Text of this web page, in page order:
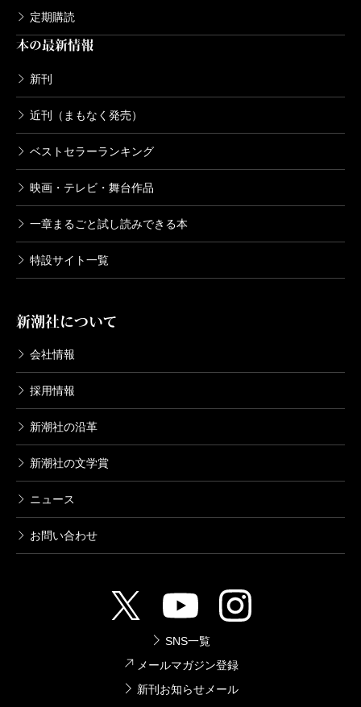
定期購読
本の最新情報
新刊
近刊（まもなく発売）
ベストセラーランキング
映画・テレビ・舞台作品
一章まるごと試し読みできる本
特設サイト一覧
新潮社について
会社情報
採用情報
新潮社の沿革
新潮社の文学賞
ニュース
お問い合わせ
SNS一覧
メールマガジン登録
新刊お知らせメール